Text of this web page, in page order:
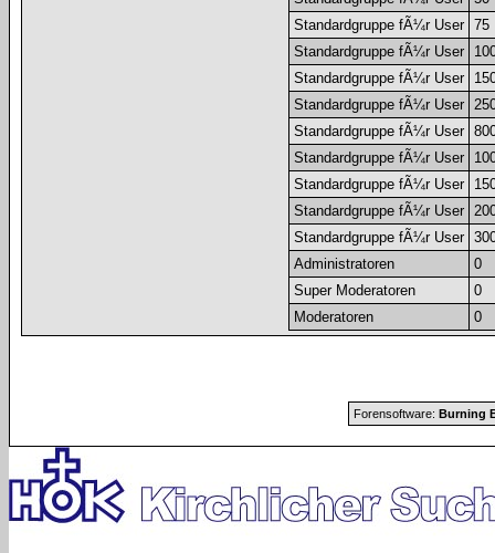
Standardgruppe fÃ¼r User
75
Standardgruppe fÃ¼r User
Standardgruppe fÃ¼r User
Standardgruppe fÃ¼r User
Standardgruppe fÃ¼r User
Standardgruppe fÃ¼r User
Standardgruppe fÃ¼r User
Standardgruppe fÃ¼r User
Standardgruppe fÃ¼r User
Administratoren
0
Super Moderatoren
0
Moderatoren
0
Forensoftware: Burning